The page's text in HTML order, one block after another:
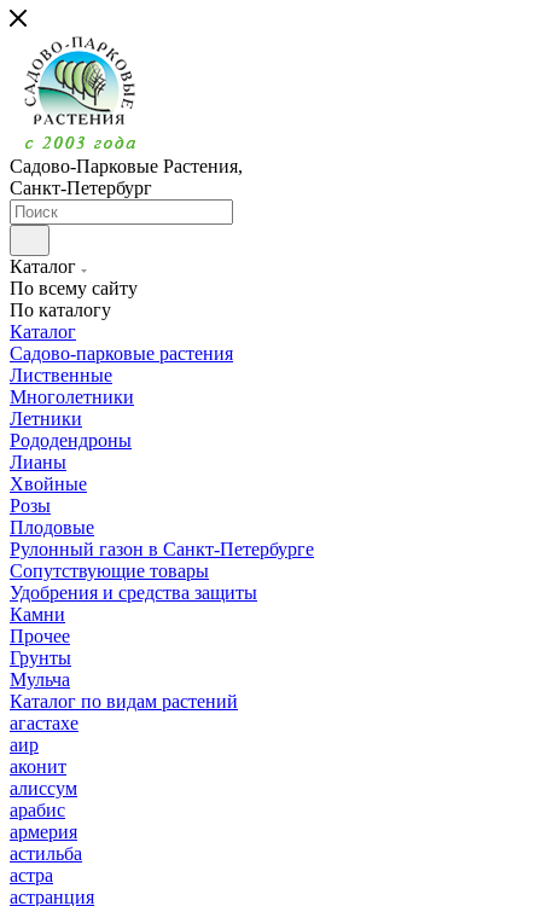
Садово-Парковые Растения,
Санкт-Петербург
Каталог
По всему сайту
По каталогу
Каталог
Садово-парковые растения
Лиственные
Многолетники
Летники
Рододендроны
Лианы
Хвойные
Розы
Плодовые
Рулонный газон в Санкт-Петербурге
Сопутствующие товары
Удобрения и средства защиты
Камни
Прочее
Грунты
Мульча
Каталог по видам растений
агастахе
аир
аконит
алиссум
арабис
армерия
астильба
астра
астранция